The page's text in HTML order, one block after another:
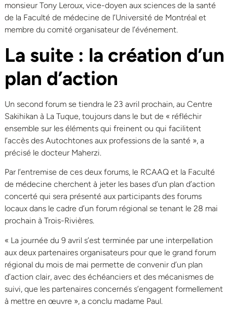
monsieur Tony Leroux, vice-doyen aux sciences de la santé
de la Faculté de médecine de l’Université de Montréal et
membre du comité organisateur de l’événement.
La suite : la création d’un
plan d’action
Un second forum se tiendra le 23 avril prochain, au Centre
Sakihikan à La Tuque, toujours dans le but de « réfléchir
ensemble sur les éléments qui freinent ou qui facilitent
l’accès des Autochtones aux professions de la santé », a
précisé le docteur Maherzi.
Par l’entremise de ces deux forums, le RCAAQ et la Faculté
de médecine cherchent à jeter les bases d’un plan d’action
concerté qui sera présenté aux participants des forums
locaux dans le cadre d’un forum régional se tenant le 28 mai
prochain à Trois-Rivières.
« La journée du 9 avril s’est terminée par une interpellation
aux deux partenaires organisateurs pour que le grand forum
régional du mois de mai permette de convenir d’un plan
d’action clair, avec des échéanciers et des mécanismes de
suivi, que les partenaires concernés s’engagent formellement
à mettre en œuvre », a conclu madame Paul.